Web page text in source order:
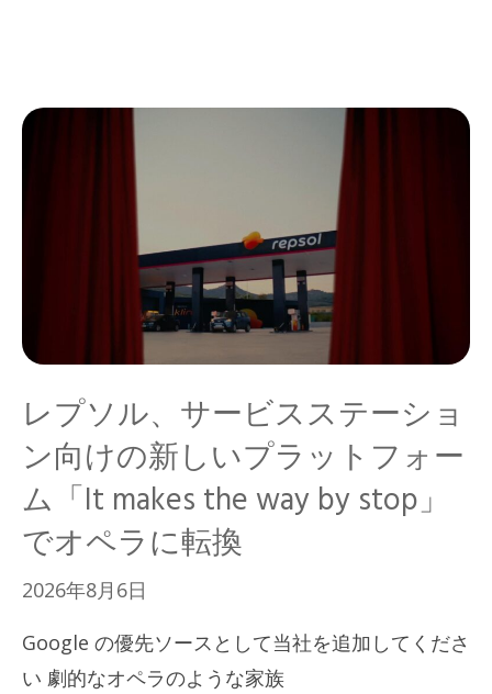
レプソル、サービスステーショ
ン向けの新しいプラットフォー
ム「It makes the way by stop」
でオペラに転換
2026年8月6日
Google の優先ソースとして当社を追加してくださ
い 劇的なオペラのような家族